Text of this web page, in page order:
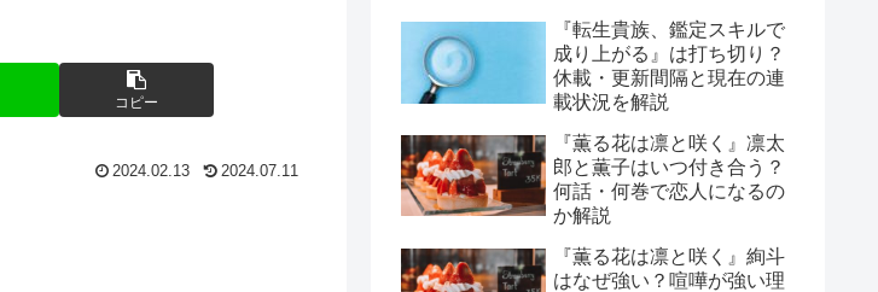
コピー
2024.02.13 2024.07.11
『転生貴族、鑑定スキルで
成り上がる』は打ち切り？
休載・更新間隔と現在の連
載状況を解説
『薫る花は凛と咲く』凛太
郎と薫子はいつ付き合う？
何話・何巻で恋人になるの
か解説
『薫る花は凛と咲く』絢斗
はなぜ強い？喧嘩が強い理